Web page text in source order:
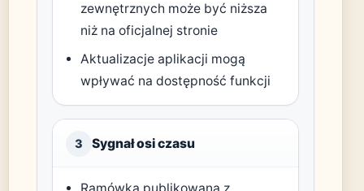
zewnętrznych może być niższa
niż na oficjalnej stronie
Aktualizacje aplikacji mogą
wpływać na dostępność funkcji
3 Sygnał osi czasu